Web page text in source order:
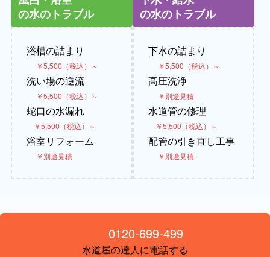
の水のトラブル
浴槽の詰まり
￥5,500（税込）～
洗い場の逆流
￥5,500（税込）～
蛇口の水漏れ
￥5,500（税込）～
浴室リフォーム
￥別途見積
の水のトラブル
下水の詰まり
￥5,500（税込）～
高圧洗浄
￥別途見積
水道管の修理
￥5,500（税込）～
配管の引き直し工事
￥別途見積
0120-699-499
水道屋の達人に電話する